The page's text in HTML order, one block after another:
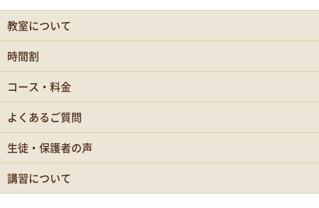
教室について
時間割
コース・料金
よくあるご質問
生徒・保護者の声
講習について